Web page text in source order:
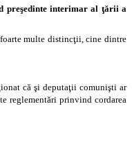
preşedinte interimar al ţării a
multe distincţii, cine dintre
că şi deputaţii comunişti ar
reglementări prinvind cordarea